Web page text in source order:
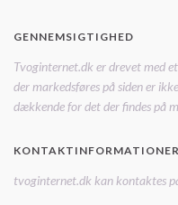
GENNEMSIGTIGHED
Tvoginternet.dk er drevet med
der markedsføres på siden er
dækkende for det der findes på
KONTAKTINFORMATIONER
tvoginternet.dk kan kontaktes